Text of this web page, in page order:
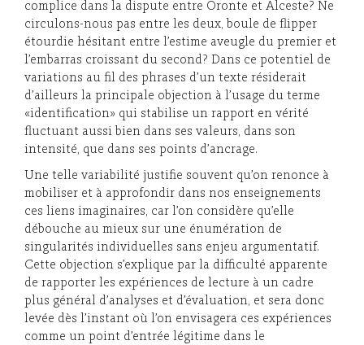
complice dans la dispute entre Oronte et Alceste? Ne
circulons-nous pas entre les deux, boule de flipper
étourdie hésitant entre l’estime aveugle du premier et
l’embarras croissant du second? Dans ce potentiel de
variations au fil des phrases d’un texte résiderait
d’ailleurs la principale objection à l’usage du terme
«identification» qui stabilise un rapport en vérité
fluctuant aussi bien dans ses valeurs, dans son
intensité, que dans ses points d’ancrage.
Une telle variabilité justifie souvent qu’on renonce à
mobiliser et à approfondir dans nos enseignements
ces liens imaginaires, car l’on considère qu’elle
débouche au mieux sur une énumération de
singularités individuelles sans enjeu argumentatif.
Cette objection s’explique par la difficulté apparente
de rapporter les expériences de lecture à un cadre
plus général d’analyses et d’évaluation, et sera donc
levée dès l’instant où l’on envisagera ces expériences
comme un point d’entrée légitime dans le